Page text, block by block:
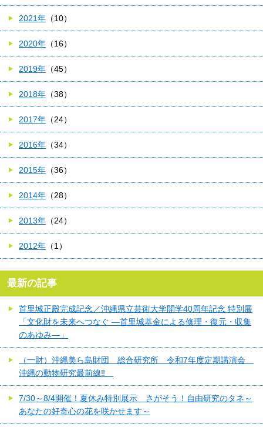
2021年 （10）
2020年 （16）
2019年 （45）
2018年 （38）
2017年 （24）
2016年 （34）
2015年 （36）
2014年 （28）
2013年 （24）
2012年 （1）
最新の記事
首里城正殿完成記念／沖縄県立芸術大学開学40周年記念 特別展
「文化財を未来へつなぐ ―首里城基金による修理・復元・収集
のあゆみ―」
（一財）沖縄美ら島財団 総合研究所 令和7年度定期講演会
沖縄の動物研究最前線‼
7/30～8/4開催！夏休み特別展示 さがそう！自由研究のタネ～
あなたの好奇心の花を咲かせます～